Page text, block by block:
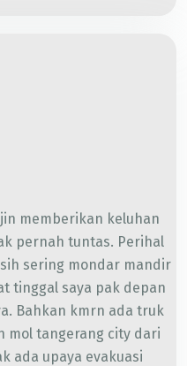
memberikan keluhan
pernah tuntas. Perihal
sering mondar mandir
tinggal saya pak depan
Bahkan kmrn ada truk
mol tangerang city dari
ada upaya evakuasi